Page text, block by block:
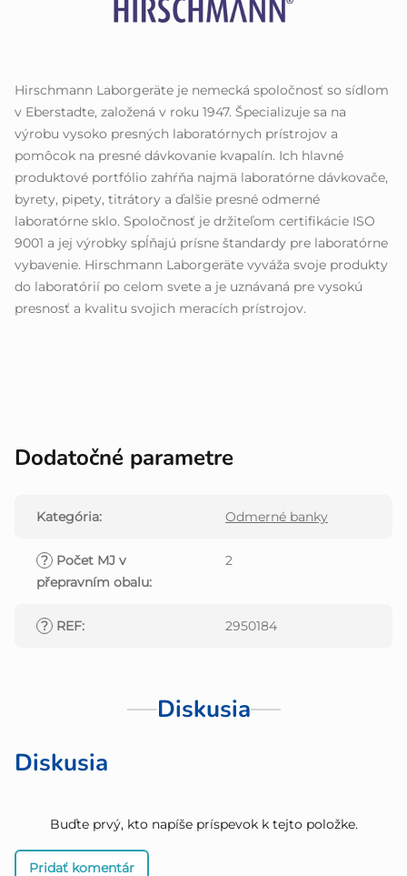
Hirschmann Laborgeräte je nemecká spoločnosť so sídlom
v Eberstadte, založená v roku 1947. Špecializuje sa na
výrobu vysoko presných laboratórnych prístrojov a
pomôcok na presné dávkovanie kvapalín. Ich hlavné
produktové portfólio zahŕňa najmä laboratórne dávkovače,
byrety, pipety, titrátory a ďalšie presné odmerné
laboratórne sklo. Spoločnosť je držiteľom certifikácie ISO
9001 a jej výrobky spĺňajú prísne štandardy pre laboratórne
vybavenie. Hirschmann Laborgeräte vyváža svoje produkty
do laboratórií po celom svete a je uznávaná pre vysokú
presnosť a kvalitu svojich meracích prístrojov.
Dodatočné parametre
Kategória: Odmerné banky
? Počet MJ v
přepravním obalu:
2
? REF: 2950184
Diskusia
Diskusia
Buďte prvý, kto napíše príspevok k tejto položke.
Pridať komentár